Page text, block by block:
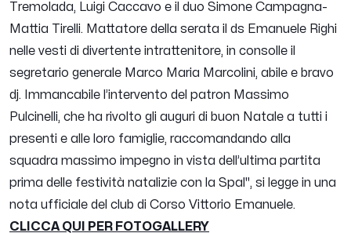
Tremolada, Luigi Caccavo e il duo Simone Campagna-
Mattia Tirelli. Mattatore della serata il ds Emanuele Righi
nelle vesti di divertente intrattenitore, in consolle il
segretario generale Marco Maria Marcolini, abile e bravo
dj. Immancabile l’intervento del patron Massimo
Pulcinelli, che ha rivolto gli auguri di buon Natale a tutti i
presenti e alle loro famiglie, raccomandando alla
squadra massimo impegno in vista dell’ultima partita
prima delle festività natalizie con la Spal ", si legge in una
nota ufficiale del club di Corso Vittorio Emanuele.
CLICCA QUI PER FOTOGALLERY